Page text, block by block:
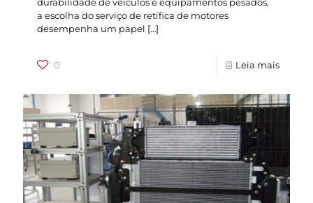
durabilidade de veículos e equipamentos pesados,
a escolha do serviço de retífica de motores
desempenha um papel […]
0 Leia mais